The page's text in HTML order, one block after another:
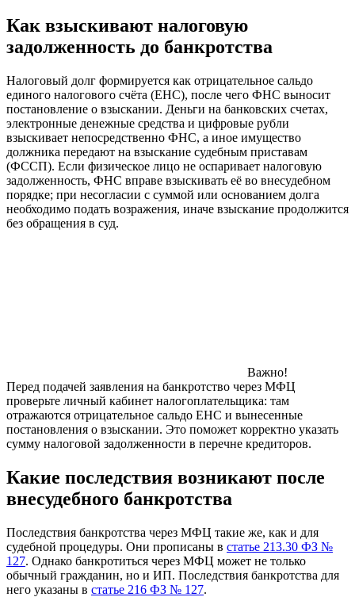
Как взыскивают налоговую
задолженность до банкротства
Налоговый долг формируется как отрицательное сальдо
единого налогового счёта (ЕНС), после чего ФНС выносит
постановление о взыскании. Деньги на банковских счетах,
электронные денежные средства и цифровые рубли
взыскивает непосредственно ФНС, а иное имущество
должника передают на взыскание судебным приставам
(ФССП). Если физическое лицо не оспаривает налоговую
задолженность, ФНС вправе взыскивать её во внесудебном
порядке; при несогласии с суммой или основанием долга
необходимо подать возражения, иначе взыскание продолжится
без обращения в суд.
Важно!
Перед подачей заявления на банкротство через МФЦ
проверьте личный кабинет налогоплательщика: там
отражаются отрицательное сальдо ЕНС и вынесенные
постановления о взыскании. Это поможет корректно указать
сумму налоговой задолженности в перечне кредиторов.
Какие последствия возникают после
внесудебного банкротства
Последствия банкротства через МФЦ такие же, как и для
судебной процедуры. Они прописаны в статье 213.30 ФЗ №
127. Однако банкротиться через МФЦ может не только
обычный гражданин, но и ИП. Последствия банкротства для
него указаны в статье 216 ФЗ № 127.